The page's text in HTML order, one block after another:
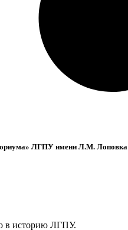
ЛГПУ имени Л.М. Лоповка
в историю ЛГПУ.